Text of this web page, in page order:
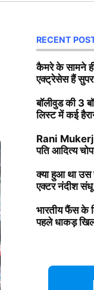
RECENT
कैमरे के सामने ही
एक्ट्रेसेस हैं
बॉलीवुड की 3
लिस्ट में कई
Rani Mukerji
पति आदित्य
क्या हुआ था उस
एक्टर नंदीश
भारतीय फैंस के
पहले धाकड़